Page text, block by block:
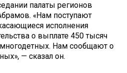
палаты регионов
«Нам поступают
исполнения
о выплате 450 тысяч
многодетных. Нам сообщают о
— сказал он.